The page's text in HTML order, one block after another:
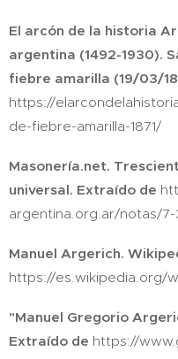
El arcón de la historia
argentina (1492-1930).
fiebre amarilla (19/03/
https://
de-fiebre-amarilla-1871/
Masonería.net.
universal. Extraído de
argentina.org.ar/notas/7-
Manuel Argerich.
https://es.wikipedia.org/
"Manuel Gregorio
Extraído de https://